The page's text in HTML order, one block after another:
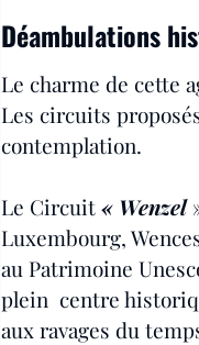
Déambulations
Le charme de cette
Les circuits
contemplation.
Le Circuit « Wenzel
Luxembourg,
au Patrimoine
plein  centre
aux ravages du